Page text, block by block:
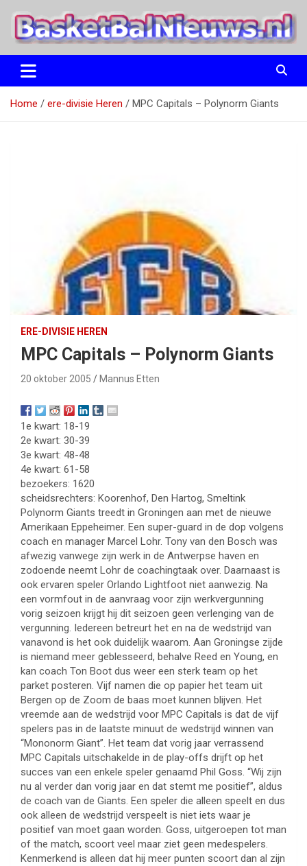
naar
BasketBalNieuws.nl
Etten
Home ere-divisie Heren MPC Capitals – Polynorm Giants
ERE-DIVISIE HEREN
MPC Capitals – Polynorm Giants
20 oktober 2005 Mannus Etten
1e kwart: 18-19
2e kwart: 30-39
3e kwart: 48-48
4e kwart: 61-58
bezoekers: 1620
scheidsrechters: Koorenhof, Den Hartog, Smeltink
Polynorm Giants treedt in Groningen aan met de nieuwe
Amerikaan Eppeheimer. Een super-guard in de dop volgens
coach en manager Marcel Lohr. Tony van den Bosch was
afwezig vanwege zijn werk in de Antwerpse haven en
zodoende neemt Lohr de coachingtaak over. Daarnaast is
ook ervaren speler Orlando Lightfoot niet aanwezig. Na
een vormfout in de aanvraag voor zijn werkvergunning
vorig seizoen krijgt hij dit seizoen geen verlenging van de
vergunning. Iedereen betreurt het en na de wedstrijd van
vanavond is het ook duidelijk waarom. Aan Groningse zijde
is niemand meer geblesseerd, behalve Reed en Young, en
kan coach Ton Boot dus weer een sterk team op het
parket posteren. Vijf namen die op papier het team uit
Bergen op de Zoom de baas moet kunnen blijven. Het
vreemde aan de wedstrijd voor MPC Capitals is dat de vijf
spelers pas in de laatste minuut de wedstrijd winnen van
“Mononorm Giant”. Het team dat vorig jaar verrassend
MPC Capitals uitschakelde in de play-offs drijft op het
succes van een enkele speler genaamd Phil Goss. “Wij zijn
nu al verder dan vorig jaar en dat stemt me positief”, aldus
de coach van de Giants. Een speler die alleen speelt en dus
ook alleen de wedstrijd verspeelt is niet iets waar je
positief van moet gaan worden. Goss, uitgeroepen tot man
of the match, scoort veel maar ziet geen medespelers.
Kenmerkend is alleen dat hij meer punten scoort dan al zijn